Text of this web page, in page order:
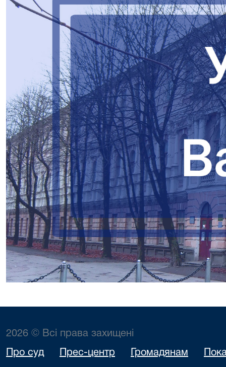
2026 © Всі права захищені
Про суд Прес-центр Громадянам